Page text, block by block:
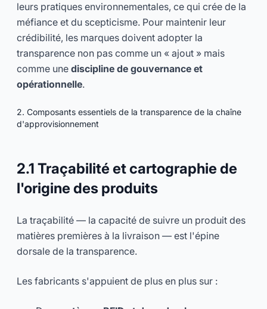
leurs pratiques environnementales, ce qui crée de la
méfiance et du scepticisme. Pour maintenir leur
crédibilité, les marques doivent adopter la
transparence non pas comme un « ajout » mais
comme une discipline de gouvernance et
opérationnelle.
2. Composants essentiels de la transparence de la chaîne
d'approvisionnement
2.1 Traçabilité et cartographie de
l'origine des produits
La traçabilité — la capacité de suivre un produit des
matières premières à la livraison — est l'épine
dorsale de la transparence.
Les fabricants s'appuient de plus en plus sur :